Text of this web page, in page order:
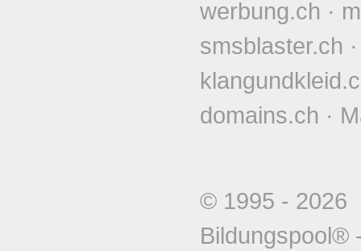
werbung.ch ·
smsblaster.ch
domains.ch ·
© 1995 -
Bildungspool®